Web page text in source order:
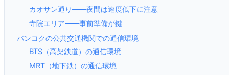
カオサン通り——夜間は速度低下に注意
寺院エリア——事前準備が鍵
バンコクの公共交通機関での通信環境
BTS（高架鉄道）の通信環境
MRT（地下鉄）の通信環境